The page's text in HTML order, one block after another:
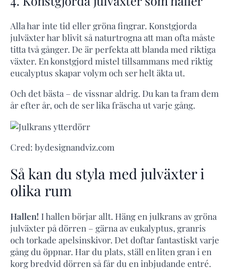
Alla har inte tid eller gröna fingrar. Konstgjorda
julväxter har blivit så naturtrogna att man ofta måste
titta två gånger. De är perfekta att blanda med riktiga
växter. En konstgjord mistel tillsammans med riktig
eucalyptus skapar volym och ser helt äkta ut.
Och det bästa – de vissnar aldrig. Du kan ta fram dem
år efter år, och de ser lika fräscha ut varje gång.
Cred: bydesignandviz.com
Så kan du styla med julväxter i
olika rum
Hallen! I hallen börjar allt. Häng en julkrans av gröna
julväxter på dörren – gärna av eukalyptus, granris
och torkade apelsinskivor. Det doftar fantastiskt varje
gång du öppnar. Har du plats, ställ en liten gran i en
korg bredvid dörren så får du en inbjudande entré.